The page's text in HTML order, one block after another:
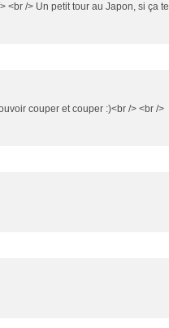
<br /> Un petit tour au Japon, si ça te
couper et couper :)<br /> <br />